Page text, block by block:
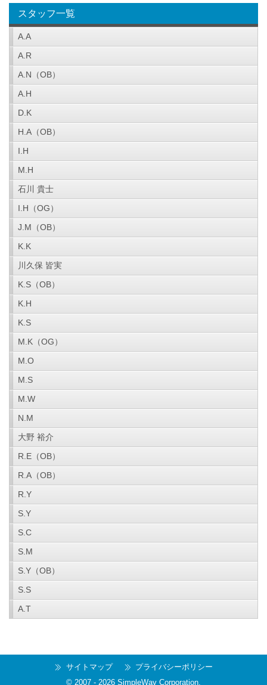
スタッフ一覧
A.A
A.R
A.N（OB）
A.H
D.K
H.A（OB）
I.H
M.H
石川 貴士
I.H（OG）
J.M（OB）
K.K
川久保 皆実
K.S（OB）
K.H
K.S
M.K（OG）
M.O
M.S
M.W
N.M
大野 裕介
R.E（OB）
R.A（OB）
R.Y
S.Y
S.C
S.M
S.Y（OB）
S.S
A.T
サイトマップ
プライバシーポリシー
© 2007 - 2026 SimpleWay Corporation.